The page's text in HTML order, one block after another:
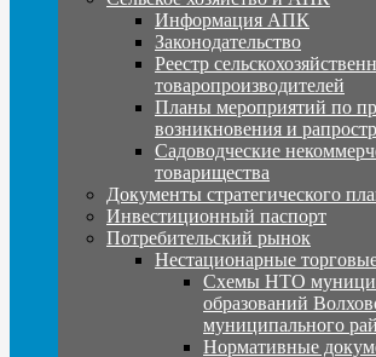
Информация АПК
Законодательство
Реестр
товаропроизводителей
Планы мероприятий по
возникновения и
Садоводческие
товарищества
Документы стратегического
Инвестиционный паспорт
Потребительский рынок
Нестационарные
Схемы НТО
образований
муниципального
Нормативные